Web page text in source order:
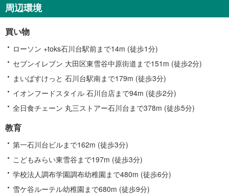
周辺環境
買い物
ローソン +toks石川台駅前まで14m (徒歩1分)
セブンイレブン 大田区東雪谷中原街道まで151m (徒歩2分)
まいばすけっと 石川台駅南まで179m (徒歩3分)
イオンフードスタイル 石川台店まで94m (徒歩2分)
全日食チェーン 丸三ストアー石川台まで378m (徒歩5分)
教育
第一石川台ビルまで162m (徒歩3分)
こどもみらい東雪谷まで197m (徒歩3分)
学校法人調布学園調布幼稚園まで480m (徒歩6分)
雪ケ谷ルーテル幼稚園まで680m (徒歩9分)